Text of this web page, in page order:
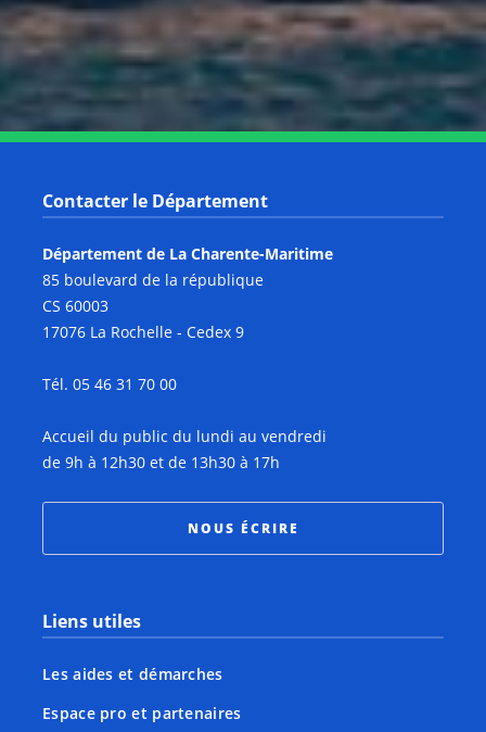
Notre page Youtube
Contacter le Département
Département de La Charente-Maritime
85 boulevard de la république
CS 60003
17076 La Rochelle - Cedex 9
Tél. 05 46 31 70 00
Accueil du public du lundi au vendredi
de 9h à 12h30 et de 13h30 à 17h
NOUS ÉCRIRE
Liens utiles
Les aides et démarches
Espace pro et partenaires